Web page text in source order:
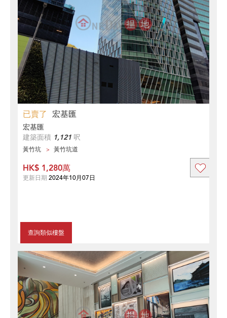
已賣了 宏基匯
宏基匯
建築面積 1,121 呎
黃竹坑 黃竹坑道
查詢類似樓盤
HK$ 1,280萬
更新日期 2024年10月07日